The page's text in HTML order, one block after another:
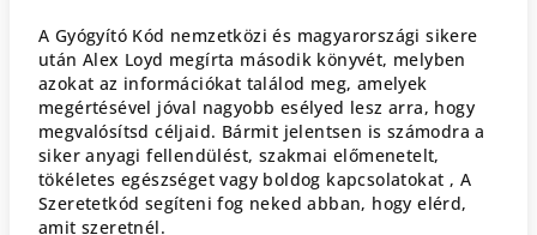
A Gyógyító Kód nemzetközi és magyarországi sikere
után Alex Loyd megírta második könyvét, melyben
azokat az információkat találod meg, amelyek
megértésével jóval nagyobb esélyed lesz arra, hogy
megvalósítsd céljaid. Bármit jelentsen is számodra a
siker anyagi fellendülést, szakmai előmenetelt,
tökéletes egészséget vagy boldog kapcsolatokat , A
Szeretetkód segíteni fog neked abban, hogy elérd,
amit szeretnél.